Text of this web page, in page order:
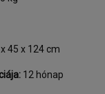
45 x 124 cm
12 hónap